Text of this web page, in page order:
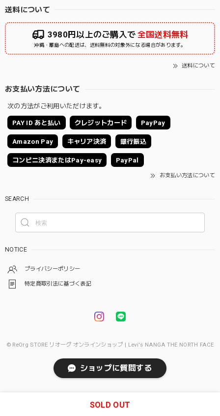
送料について
3980円以上のご購入で 全国送料無料
沖縄・離島への配送は、送料無料の対象外になる場合があります。
送料について
お支払い方法について
次の方法がご利用いただけます。
PAY ID あと払い クレジットカード PayPay
Amazon Pay キャリア決済 銀行振込
コンビニ決済またはPay-easy PayPal
お支払い方法について
SEARCH
NOTICE
プライバシーポリシー
特定商取引法に基づく表記
© ReOrg STORE リオーグ オンラインショップ | Levi's NANGA THE NORTH FACE
SOLD OUT
ショップに質問する